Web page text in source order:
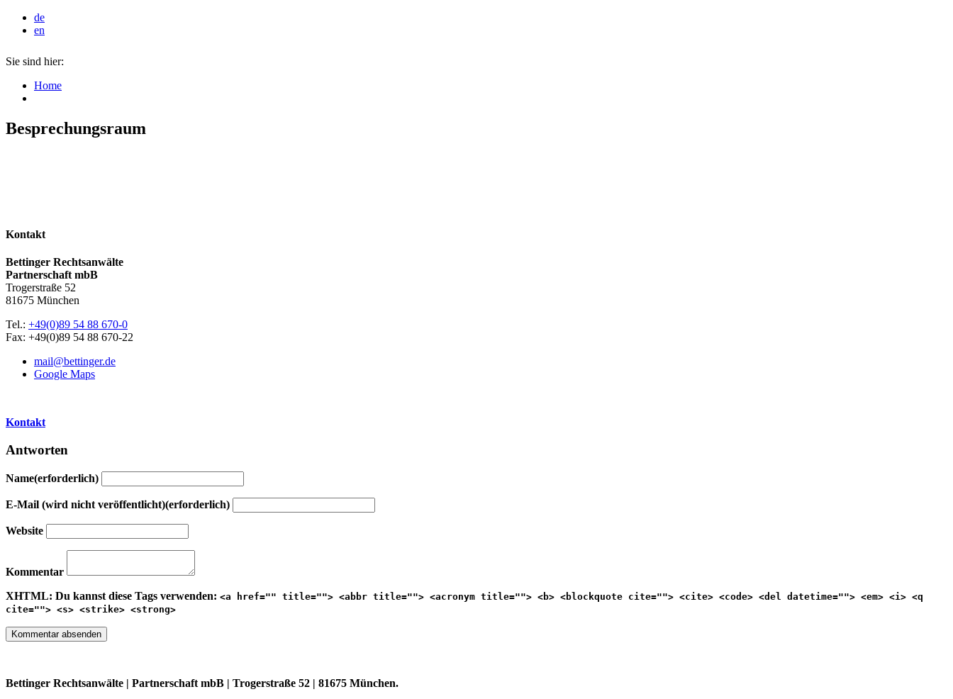
de
en
Sie sind hier:
Home
Besprechungsraum
Kontakt
Bettinger Rechtsanwälte
Partnerschaft mbB
Trogerstraße 52
81675 München
Tel.: +49(0)89 54 88 670-0
Fax: +49(0)89 54 88 670-22
mail@bettinger.de
Google Maps
Beitragsnavigation
Kontakt
Antworten
Name(erforderlich)
E-Mail (wird nicht veröffentlicht)(erforderlich)
Website
Kommentar
XHTML: Du kannst diese Tags verwenden: <a href="" title=""> <abbr title=""> <acronym title=""> <b> <blockquote cite=""> <cite> <code> <del datetime=""> <em> <i> <q
cite=""> <s> <strike> <strong>
Bettinger Rechtsanwälte | Partnerschaft mbB | Trogerstraße 52 | 81675 München.